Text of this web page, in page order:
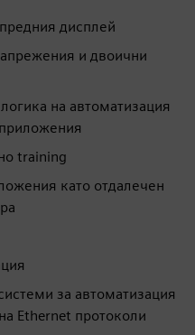
дисплей
и двоични
на автоматизация
training
като отдалечен
за автоматизация
Ethernet протоколи